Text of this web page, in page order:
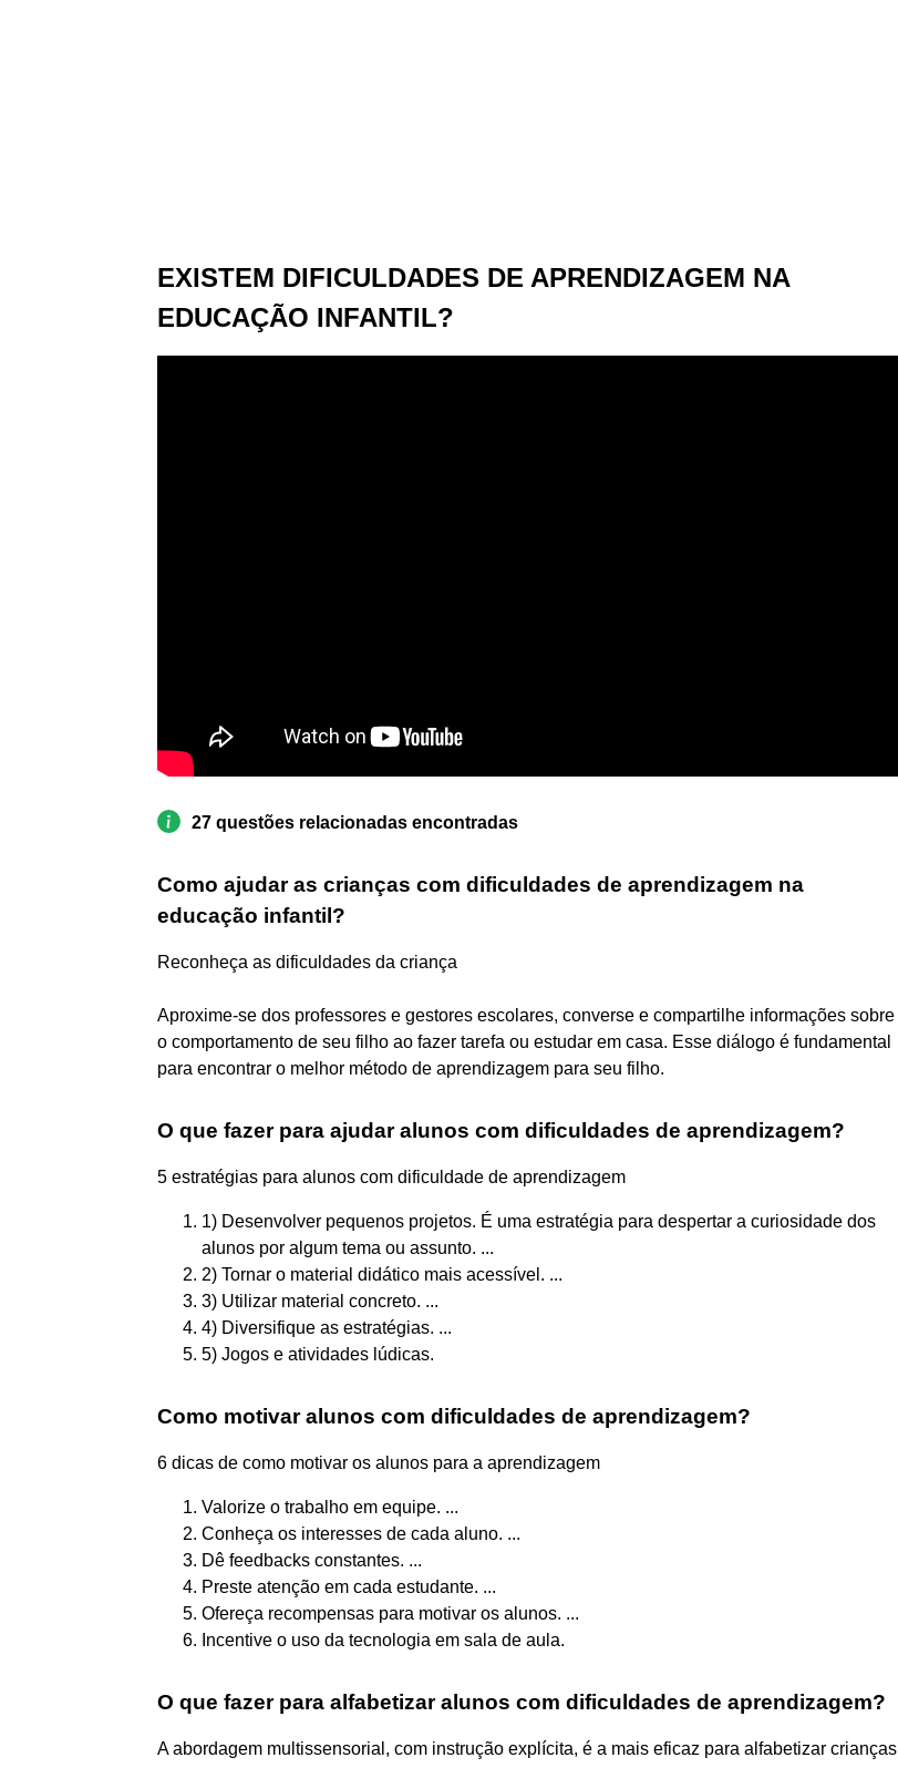
EXISTEM DIFICULDADES DE APRENDIZAGEM NA
EDUCAÇÃO INFANTIL?
27 questões relacionadas encontradas
Como ajudar as crianças com dificuldades de aprendizagem na
educação infantil?
Reconheça as dificuldades da criança
Aproxime-se dos professores e gestores escolares, converse e compartilhe informações sobre
o comportamento de seu filho ao fazer tarefa ou estudar em casa. Esse diálogo é fundamental
para encontrar o melhor método de aprendizagem para seu filho.
O que fazer para ajudar alunos com dificuldades de aprendizagem?
5 estratégias para alunos com dificuldade de aprendizagem
1) Desenvolver pequenos projetos. É uma estratégia para despertar a curiosidade dos
alunos por algum tema ou assunto. ...
2) Tornar o material didático mais acessível. ...
3) Utilizar material concreto. ...
4) Diversifique as estratégias. ...
5) Jogos e atividades lúdicas.
Como motivar alunos com dificuldades de aprendizagem?
6 dicas de como motivar os alunos para a aprendizagem
Valorize o trabalho em equipe. ...
Conheça os interesses de cada aluno. ...
Dê feedbacks constantes. ...
Preste atenção em cada estudante. ...
Ofereça recompensas para motivar os alunos. ...
Incentive o uso da tecnologia em sala de aula.
O que fazer para alfabetizar alunos com dificuldades de aprendizagem?
A abordagem multissensorial, com instrução explícita, é a mais eficaz para alfabetizar crianças